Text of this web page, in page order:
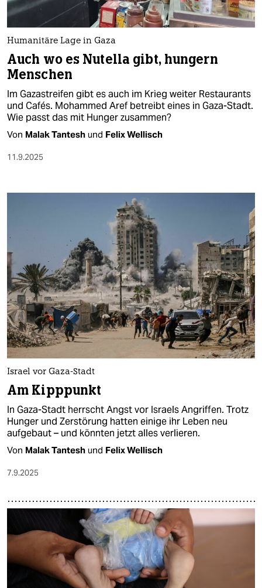
nord
wahrheit
verlag
verlag
veranstaltungen
unterstützen
genossenschaft
epaper login
Humanitäre Lage in Gaza
Auch wo es Nutella gibt, hungern
Menschen
Im Gazastreifen gibt es auch im Krieg weiter Restaurants
und Cafés. Mohammed Aref betreibt eines in Gaza-Stadt.
Wie passt das mit Hunger zusammen?
Von Malak Tantesh und Felix Wellisch
11.9.2025
Israel vor Gaza-Stadt
Am Kipppunkt
In Gaza-Stadt herrscht Angst vor Israels Angriffen. Trotz
Hunger und Zerstörung hatten einige ihr Leben neu
aufgebaut – und könnten jetzt alles verlieren.
Von Malak Tantesh und Felix Wellisch
7.9.2025